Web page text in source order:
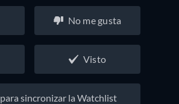
No me gusta
Visto
para sincronizar la Watchlist